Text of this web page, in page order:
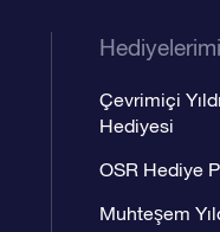
Çevrimiçi
Hediyesi
OSR Hediye
Muhteşem